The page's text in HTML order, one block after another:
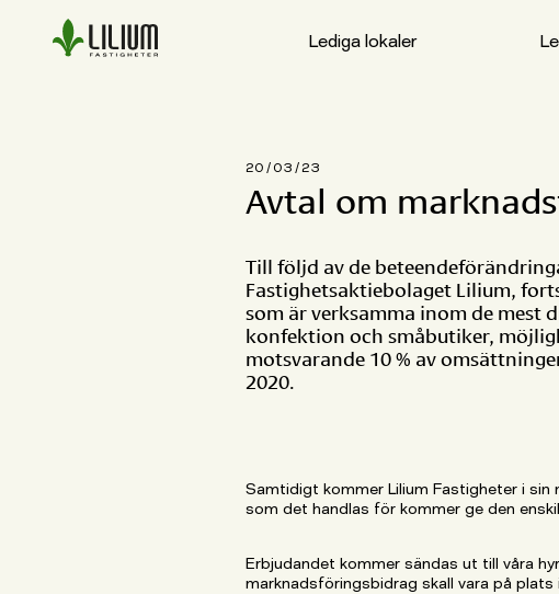
Vanliga frågor
För hyresgäster
Lediga lokaler
20 / 03 / 23
Avtal om
Till följd av de
Fastighetsaktiebolaget Lilium,
som är verksamma inom de mest
konfektion och småbutiker,
motsvarande 10 % av
2020.
Samtidigt kommer Lilium Fastigheter i sin
som det handlas för kommer ge den
Erbjudandet kommer sändas ut till våra
marknadsföringsbidrag skall vara på plats